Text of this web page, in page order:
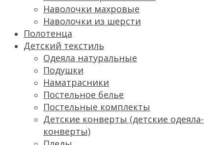
Наволочки махровые
Наволочки из шерсти
Полотенца
Детский текстиль
Одеяла натуральные
Подушки
Наматрасники
Постельное белье
Постельные комплекты
Детские конверты (детские одеяла-
конверты)